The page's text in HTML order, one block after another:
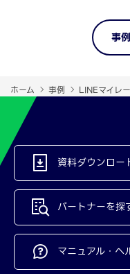
事
ホーム 事例 LINEマイレ
資料ダウンロー
パートナーを探
マニュアル・ヘ